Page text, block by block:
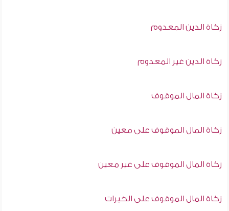
زكاة الدين المعدوم
زكاة الدين غير المعدوم
زكاة المال الموقوف
زكاة المال الموقوف على معين
زكاة المال الموقوف على غير معين
زكاة المال الموقوف على الخيرات